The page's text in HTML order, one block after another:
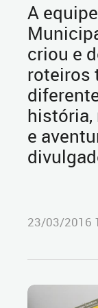
A
criou e
roteiros
história,
e
23/03/2016